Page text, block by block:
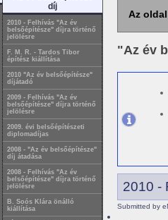
díj
2010 - Felhívás "Az év
belsőépítésze" díjra történő
jelölésre
F. M. R. - Tardos Tibor
építész kiállítása
2010 "Az év belsőépítésze"
díjátadó
2009 - Felhívás "Az év
belsőépítésze" díjra történő
jelölésre
2009. évi belsőépítészeti
diplomadíjas
2008 - "Az év belsőépítésze"
díj átadása
2008 - Felhívás "Az év
belsőépítésze" díjra történő
jelölésre
B. Soós Klára önálló
kiállítása
Az
"Az év
2010 -
Submitted by